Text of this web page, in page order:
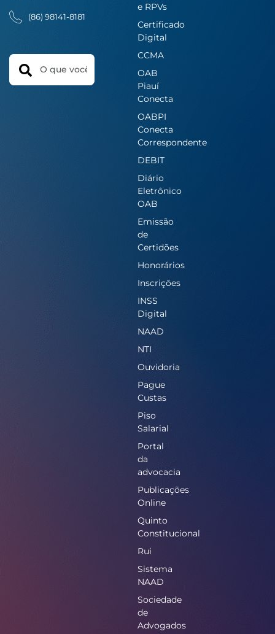
(86) 98141-8181
Search
e RPVs
Certificado
Digital
CCMA
OAB
Piauí
Conecta
OABPI
Conecta
Correspondente
DEBIT
Diário
Eletrônico
OAB
Emissão
de
Certidões
Honorários
Inscrições
INSS
Digital
NAAD
NTI
Ouvidoria
Pague
Custas
Piso
Salarial
Portal
da
advocacia
Publicações
Online
Quinto
Constitucional
Rui
Sistema
NAAD
Sociedade
de
Advogados